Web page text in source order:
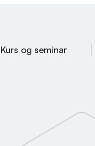
Kurs og seminar